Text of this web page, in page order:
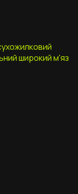
широкий м'яз